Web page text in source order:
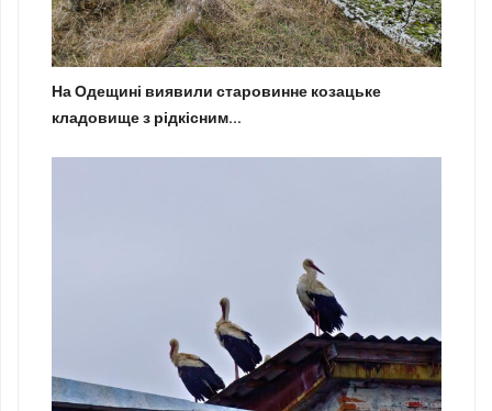
На Одещині виявили старовинне козацьке
кладовище з рідкісним...